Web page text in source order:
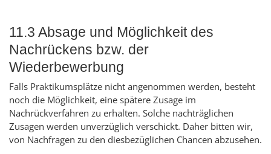
11.3 Absage und Möglichkeit des
Nachrückens bzw. der
Wiederbewerbung
Falls Praktikumsplätze nicht angenommen werden, besteht
noch die Möglichkeit, eine spätere Zusage im
Nachrückverfahren zu erhalten. Solche nachträglichen
Zusagen werden unverzüglich verschickt. Daher bitten wir,
von Nachfragen zu den diesbezüglichen Chancen abzusehen.